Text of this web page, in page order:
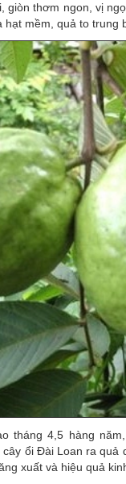
giòn thơm ngon, vị
mềm, quả to trung
tháng 4,5 hàng
ổi Đài Loan ra
xuất và hiệu quả